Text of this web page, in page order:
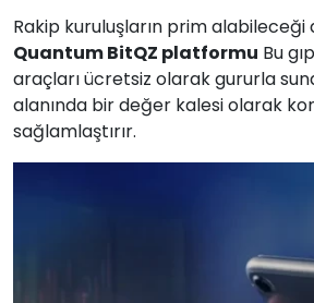
Rakip kuruluşların prim alabileceği
Quantum BitQZ platformu Bu
araçları ücretsiz olarak gururla
alanında bir değer kalesi olarak
sağlamlaştırır.